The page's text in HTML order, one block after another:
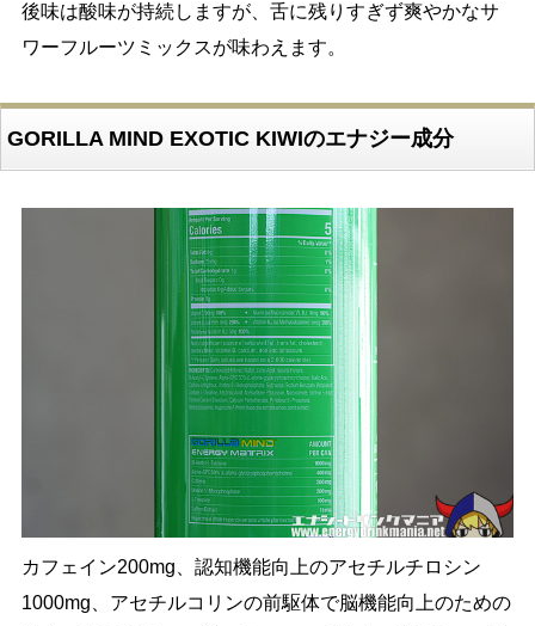
後味は酸味が持続しますが、舌に残りすぎず爽やかなサ
ワーフルーツミックスが味わえます。
GORILLA MIND EXOTIC KIWIのエナジー成分
カフェイン200mg、認知機能向上のアセチルチロシン
1000mg、アセチルコリンの前駆体で脳機能向上のための